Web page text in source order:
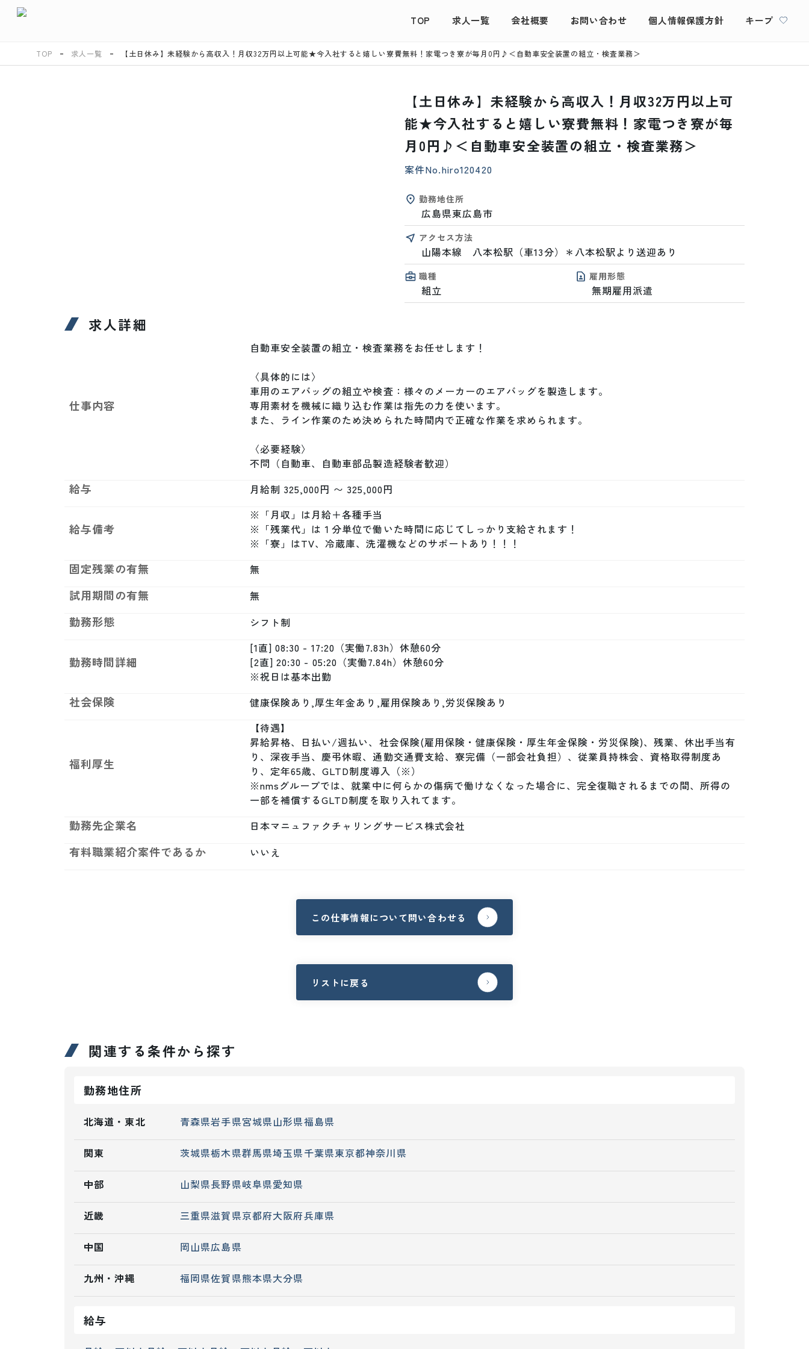
TOP 求人一覧 会社概要 お問い合わせ 個人情報保護方針 キープ
TOP 求人一覧 【土日休み】未経験から高収入！月収32万円以上可能★今入社すると嬉しい寮費無料！家電つき寮が毎月0円♪＜自動車安全装置の組立・検査業務＞
【土日休み】未経験から高収入！月収32万円以上可
能★今入社すると嬉しい寮費無料！家電つき寮が毎
月0円♪＜自動車安全装置の組立・検査業務＞
案件No.hiro120420
勤務地住所
広島県東広島市
アクセス方法
山陽本線　八本松駅（車13分）＊八本松駅より送迎あり
職種
組立
雇用形態
無期雇用派遣
求人詳細
仕事内容
自動車安全装置の組立・検査業務をお任せします！
〈具体的には〉
車用のエアバッグの組立や検査：様々のメーカーのエアバッグを製造します。
専用素材を機械に織り込む作業は指先の力を使います。
また、ライン作業のため決められた時間内で正確な作業を求められます。
〈必要経験〉
不問（自動車、自動車部品製造経験者歓迎）
給与 月給制 325,000円 〜 325,000円
給与備考
※「月収」は月給＋各種手当
※「残業代」は１分単位で働いた時間に応じてしっかり支給されます！
※「寮」はTV、冷蔵庫、洗濯機などのサポートあり！！！
固定残業の有無 無
試用期間の有無 無
勤務形態 シフト制
勤務時間詳細
[1直] 08:30 - 17:20（実働7.83h）休憩60分
[2直] 20:30 - 05:20（実働7.84h）休憩60分
※祝日は基本出勤
社会保険 健康保険あり,厚生年金あり,雇用保険あり,労災保険あり
福利厚生
【待遇】
昇給昇格、日払い/週払い、社会保険(雇用保険・健康保険・厚生年金保険・労災保険)、残業、休出手当有
り、深夜手当、慶弔休暇、通勤交通費支給、寮完備（一部会社負担）、従業員持株会、資格取得制度あ
り、定年65歳、GLTD制度導入（※）
※nmsグループでは、就業中に何らかの傷病で働けなくなった場合に、完全復職されるまでの間、所得の
一部を補償するGLTD制度を取り入れてます。
勤務先企業名 日本マニュファクチャリングサービス株式会社
有料職業紹介案件であるか いいえ
この仕事情報について問い合わせる
リストに戻る
関連する条件から探す
勤務地住所
北海道・東北 青森県岩手県宮城県山形県福島県
関東 茨城県栃木県群馬県埼玉県千葉県東京都神奈川県
中部 山梨県長野県岐阜県愛知県
近畿 三重県滋賀県京都府大阪府兵庫県
中国 岡山県広島県
九州・沖縄 福岡県佐賀県熊本県大分県
給与